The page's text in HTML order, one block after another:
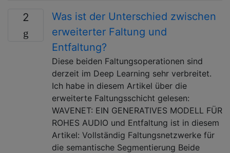
2
Was ist der Unterschied zwischen
erweiterter Faltung und
Entfaltung?
Diese beiden Faltungsoperationen sind
derzeit im Deep Learning sehr verbreitet.
Ich habe in diesem Artikel über die
erweiterte Faltungsschicht gelesen:
WAVENET: EIN GENERATIVES MODELL FÜR
ROHES AUDIO und Entfaltung ist in diesem
Artikel: Vollständig Faltungsnetzwerke für
die semantische Segmentierung Beide